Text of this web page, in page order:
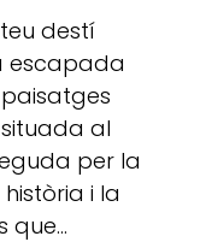
teu destí
escapada
al
per la
i la